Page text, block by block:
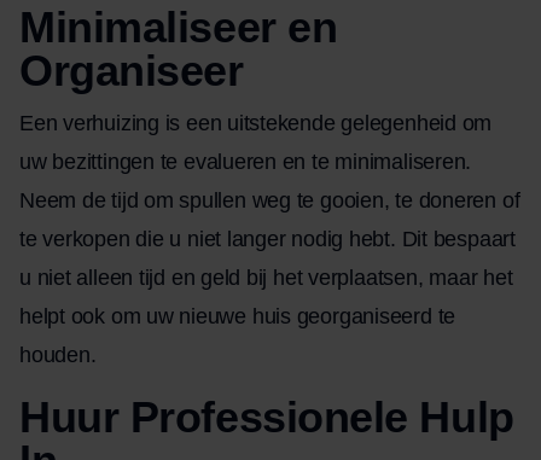
Minimaliseer en
Organiseer
Een verhuizing is een uitstekende gelegenheid om
uw bezittingen te evalueren en te minimaliseren.
Neem de tijd om spullen weg te gooien, te doneren of
te verkopen die u niet langer nodig hebt. Dit bespaart
u niet alleen tijd en geld bij het verplaatsen, maar het
helpt ook om uw nieuwe huis georganiseerd te
houden.
Huur Professionele Hulp